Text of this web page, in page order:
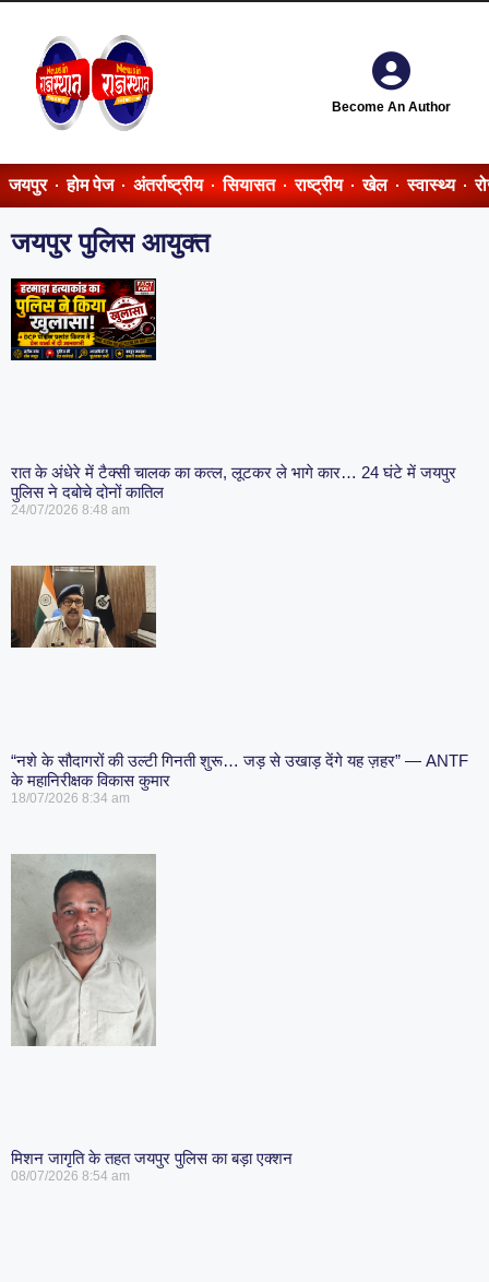
Become An Author
जयपुर होम पेज अंतर्राष्ट्रीय सियासत राष्ट्रीय खेल स्वास्थ्य
जयपुर पुलिस आयुक्त
रात के अंधेरे में टैक्सी चालक का कत्ल, लूटकर ले भागे कार… 24 घंटे में जयपुर
पुलिस ने दबोचे दोनों कातिल
24/07/2026 8:48 am
“नशे के सौदागरों की उल्टी गिनती शुरू… जड़ से उखाड़ देंगे यह ज़हर” — ANTF
के महानिरीक्षक विकास कुमार
18/07/2026 8:34 am
मिशन जागृति के तहत जयपुर पुलिस का बड़ा एक्शन
08/07/2026 8:54 am